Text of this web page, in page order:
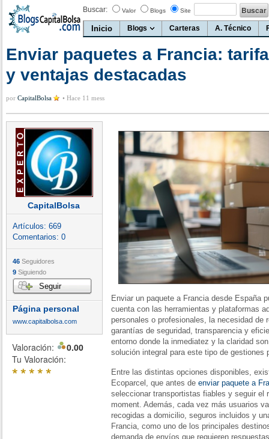
Buscar: Valor Blogs Site
Inicio Blogs Carteras A. Técnico
Enviar paquetes a Francia:
y ventajas destacadas
por CapitalBolsa • Hace 11 mess
CapitalBolsa
Artículos: 669
Comentarios: 0
46 Seguidores
9 Siguiendo
Seguir
Página personal
www.capitalbolsa.com
Valoración:
0.00
Tu Valoración:
*****
Enviar un paquete a Francia desde España
cuenta con las herramientas y plataformas
personales o profesionales, la necesidad de
garantías de seguridad, transparencia y
entorno donde la inmediatez y la claridad
solución integral para este tipo de gestiones
Entre las distintas opciones disponibles,
Ecoparcel, que antes de enviar paquete a
seleccionar transportistas fiables y seguir el
moment. Además, cada vez más usuarios
recogidas a domicilio, seguros incluidos y
Francia, como uno de los principales
demanda de envíos que requieren